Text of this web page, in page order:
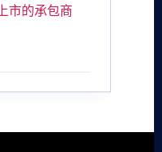
市的承包商